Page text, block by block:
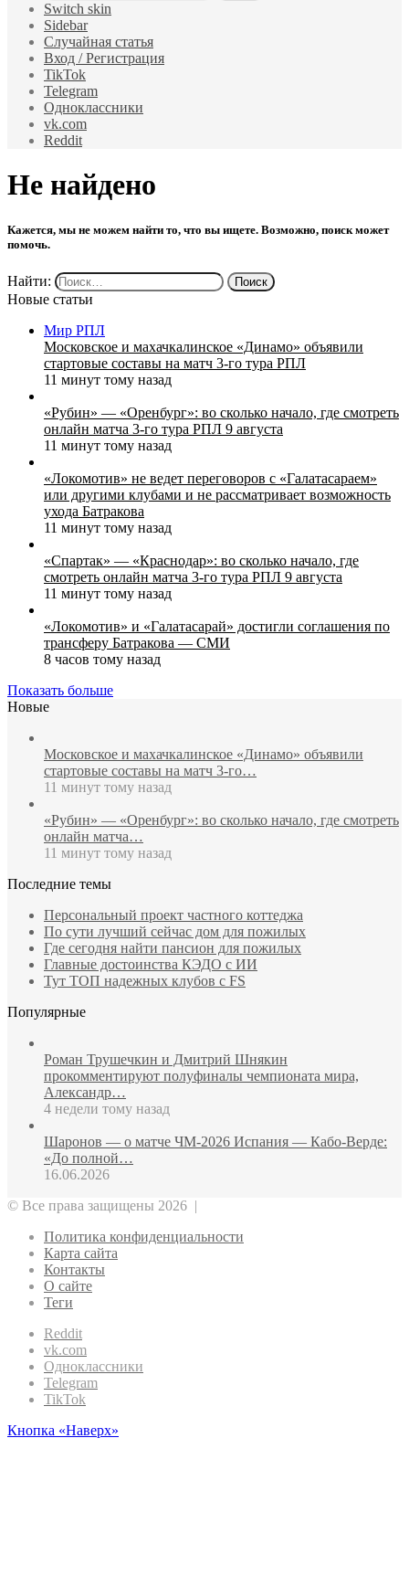
Switch skin
Sidebar
Случайная статья
Вход / Регистрация
TikTok
Telegram
Одноклассники
vk.com
Reddit
Не найдено
Кажется, мы не можем найти то, что вы ищете. Возможно, поиск может
помочь.
Найти:
Новые статьи
Мир РПЛ
Московское и махачкалинское «Динамо» объявили
стартовые составы на матч 3‑го тура РПЛ
11 минут тому назад
«Рубин» — «Оренбург»: во сколько начало, где смотреть
онлайн матча 3‑го тура РПЛ 9 августа
11 минут тому назад
«Локомотив» не ведет переговоров с «Галатасараем»
или другими клубами и не рассматривает возможность
ухода Батракова
11 минут тому назад
«Спартак» — «Краснодар»: во сколько начало, где
смотреть онлайн матча 3‑го тура РПЛ 9 августа
11 минут тому назад
«Локомотив» и «Галатасарай» достигли соглашения по
трансферу Батракова — СМИ
8 часов тому назад
Показать больше
Новые
Московское и махачкалинское «Динамо» объявили
стартовые составы на матч 3‑го…
11 минут тому назад
«Рубин» — «Оренбург»: во сколько начало, где смотреть
онлайн матча…
11 минут тому назад
Последние темы
Персональный проект частного коттеджа
По сути лучший сейчас дом для пожилых
Где сегодня найти пансион для пожилых
Главные достоинства КЭДО с ИИ
Тут ТОП надежных клубов с FS
Популярные
Роман Трушечкин и Дмитрий Шнякин
прокомментируют полуфиналы чемпионата мира,
Александр…
4 недели тому назад
Шаронов — о матче ЧМ‑2026 Испания — Кабо‑Верде:
«До полной…
16.06.2026
© Все права защищены 2026 |
Политика конфиденциальности
Карта сайта
Контакты
О сайте
Теги
Reddit
vk.com
Одноклассники
Telegram
TikTok
Кнопка «Наверх»